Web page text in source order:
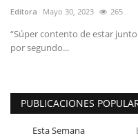
Editora Mayo 30, 2023 265
“Súper contento de estar
por segundo...
PUBLICACIONES
Esta Semana